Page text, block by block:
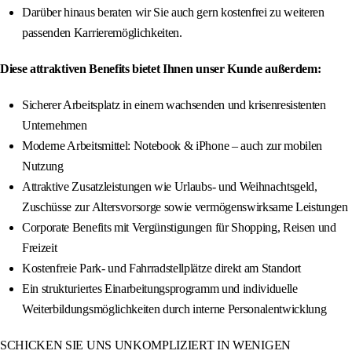
Darüber hinaus beraten wir Sie auch gern kostenfrei zu weiteren
passenden Karrieremöglichkeiten.
Diese attraktiven Benefits bietet Ihnen unser Kunde außerdem:
Sicherer Arbeitsplatz in einem wachsenden und krisenresistenten
Unternehmen
Moderne Arbeitsmittel: Notebook & iPhone – auch zur mobilen
Nutzung
Attraktive Zusatzleistungen wie Urlaubs- und Weihnachtsgeld,
Zuschüsse zur Altersvorsorge sowie vermögenswirksame Leistungen
Corporate Benefits mit Vergünstigungen für Shopping, Reisen und
Freizeit
Kostenfreie Park- und Fahrradstellplätze direkt am Standort
Ein strukturiertes Einarbeitungsprogramm und individuelle
Weiterbildungsmöglichkeiten durch interne Personalentwicklung
SCHICKEN SIE UNS UNKOMPLIZIERT IN WENIGEN